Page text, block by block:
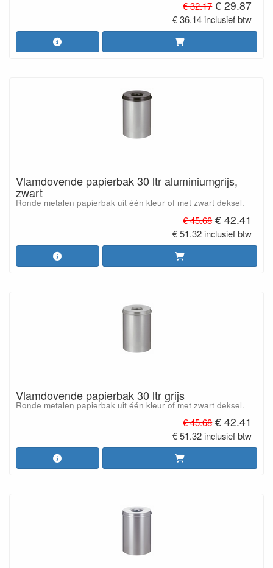
€ 32.17 € 29.87
€ 36.14 inclusief btw
Vlamdovende papierbak 30 ltr aluminiumgrijs,
zwart
Ronde metalen papierbak uit één kleur of met zwart deksel.
€ 45.68 € 42.41
€ 51.32 inclusief btw
Vlamdovende papierbak 30 ltr grijs
Ronde metalen papierbak uit één kleur of met zwart deksel.
€ 45.68 € 42.41
€ 51.32 inclusief btw